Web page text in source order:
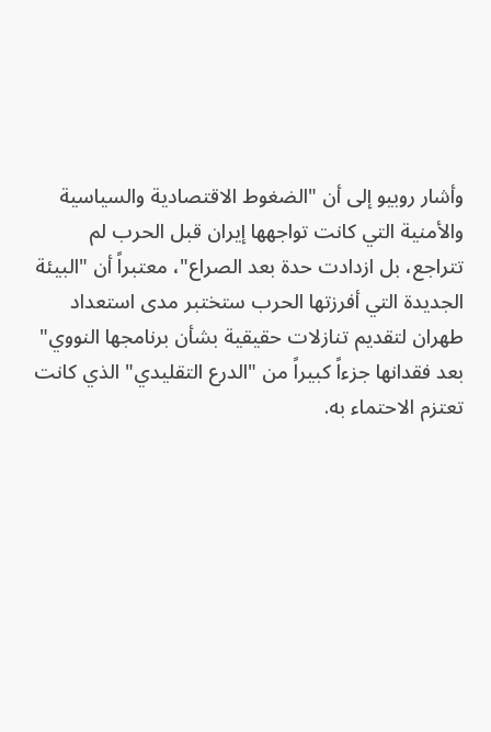
وأشار روبيو إلى أن "الضغوط الاقتصادية والسياسية
والأمنية التي كانت تواجهها إيران قبل الحرب لم
تتراجع، بل ازدادت حدة بعد الصراع"، معتبراً أن "البيئة
الجديدة التي أفرزتها الحرب ستختبر مدى استعداد
طهران لتقديم تنازلات حقيقية بشأن برنامجها النووي"
بعد فقدانها جزءاً كبيراً من "الدرع التقليدي" الذي كانت
تعتزم الاحتماء به.